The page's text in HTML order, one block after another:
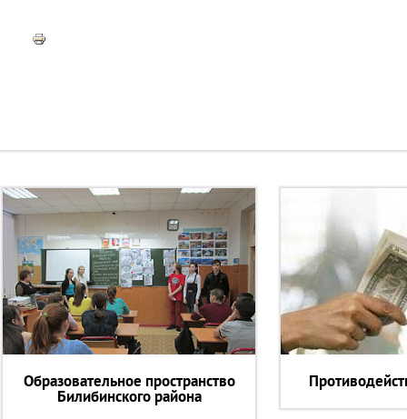
Образовательное пространство
Билибинского района